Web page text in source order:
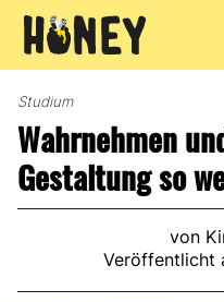
Inhalt
Studium
Wahrnehmen
Gestaltung so
von
Veröffentlicht